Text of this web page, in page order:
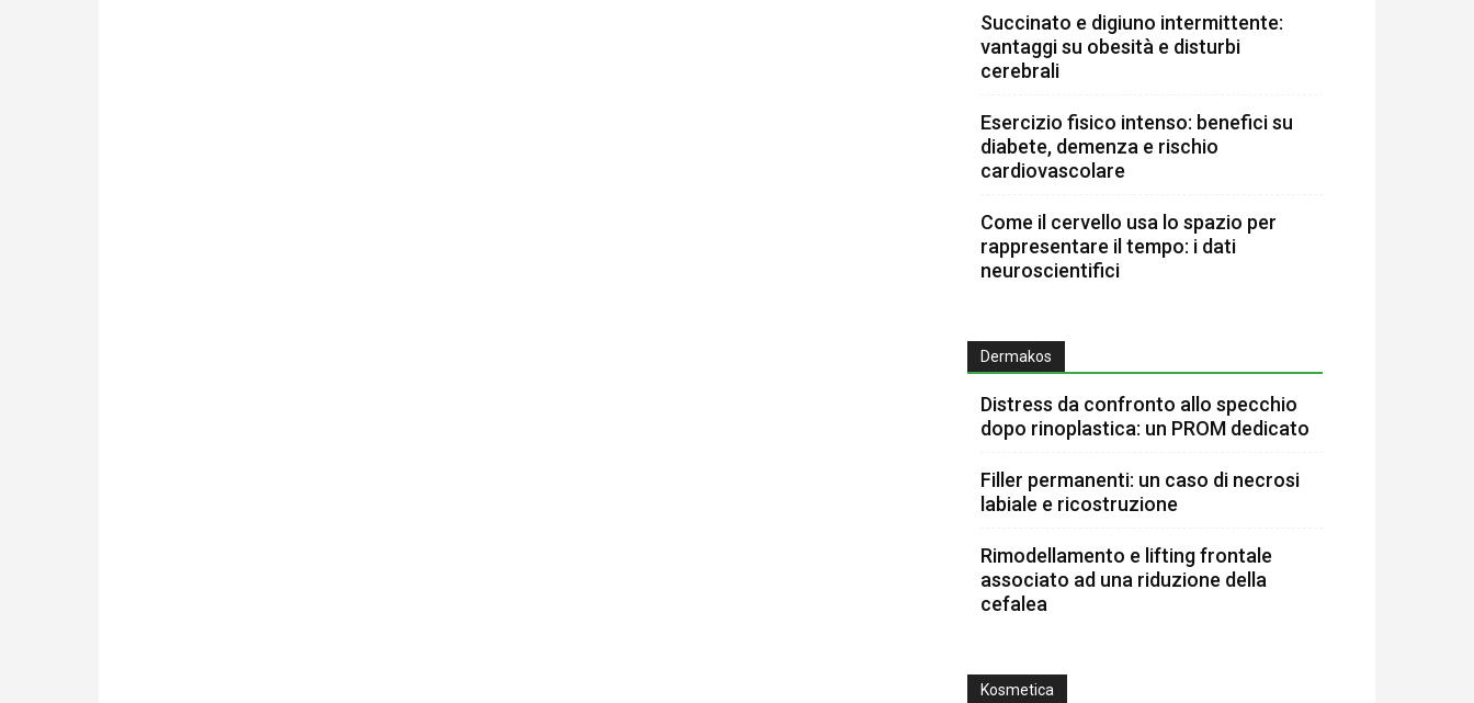
Succinato e digiuno intermittente:
vantaggi su obesità e disturbi
cerebrali
Esercizio fisico intenso: benefici su
diabete, demenza e rischio
cardiovascolare
Come il cervello usa lo spazio per
rappresentare il tempo: i dati
neuroscientifici
Dermakos
Distress da confronto allo specchio
dopo rinoplastica: un PROM dedicato
Filler permanenti: un caso di necrosi
labiale e ricostruzione
Rimodellamento e lifting frontale
associato ad una riduzione della
cefalea
Kosmetica